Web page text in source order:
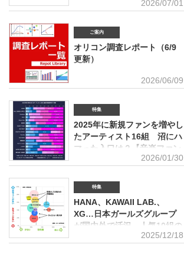
ティストの受賞は史上初
■アーティスト別セールス部門トータルランキング オリコンは7
月1日、「オリコン上半期ランキング2026」（集計期間：2025年
12月8日～2026年6月7日）のアーティスト別セールス部門「トー
タルランキング」を発表。Mrs. GREEN APPLEが期間内総売上
53.6億円で、自身初の1位に輝いた。Mrs. GREEN APPLEはアー
ティスト別セールス部門「デジタルランキング」では3年連続で上
半期1位を獲得。安価なデジタルで1位を獲得したアーティストが
GREEN APPLE（左から）藤澤涼架（Key）、大森元貴（Vo／
Gt）、若井滉斗（Gt） アーティスト別セールス部門「トータル
ランキング」は、音楽ソフト【シングル、アルバム、ミュージック
DVD・Blu-ray】とデジタル【デジタルシングル（単曲）、デジタ
ルアルバム、ストリーミン
2026/07/01
ご案内
オリコン調査レポート（6/9
更新）
ユーザー調査、マーケット動向を元にエン
価格戦略の策定、商品企画、値上げ検討時の判断材料として活用で
きるデータを提供(2026年6月)ボーイズグループに関する調査2026
音楽・ライブ・SNS・動画配信を横断したファン行動を分析。今
後のマーケティング戦略に活用できる内容を提供(2026年5月)アー
ティストグッズに関する調査2026「なぜ買うのか」「何が売れる
のか」「いくらまで買うのか」を明確化し、商品企画・価格設計・
販売戦略に直結する示唆を提案(2026年4月)ストリーミング影響分
析分析（TikTok＆YouTube）2026TikTokトレンドがどのようにス
トリーミングに影響を与えたかを、YouTubeの順位推移とともに
グラフ化(2026年2月)音楽パッケージの購入行動に関する調査
2026/06/09
特集
2025年に新規ファンを増やし
たアーティスト16組 沼にハ
マった入口は？【音楽ファン
ORICON BiZ onlineでは「2025年に好きになったアーティスト」
のアンケート調査を実施した。本調査は、コロナ禍（2020年3月～
2021年10月）、2022年、2023年、2024年に続いて5回目。直近2
年の得票数はMrs. GREEN APPLEがダントツだったが、2025年の
音楽シーンにおいて最も多くの“新規ファン”を獲得したアーティス
トは誰だったのか、得票数TOP15（13位が同率4組だったため計
16組）を紹介する。 本調査は、2025年12月12日～18日にイン
2026/01/30
特集
HANA、KAWAII LAB.、
XG…日本ガールズグループ
が国内外で活況 人気10組の
認知・好感、応援・消費行動
2025/12/18